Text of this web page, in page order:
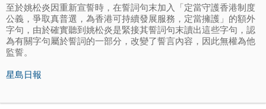
至於姚松炎因重新宣誓時，在誓詞句末加入「定當守護香港制度
公義，爭取真普選，為香港可持續發展服務，定當擁護」的額外
字句，由於確實聽到姚松炎是緊接其誓詞句末讀出這些字句，認
為有關字句屬於誓詞的一部分，改變了誓言內容，因此無權為他
監誓。
星島日報